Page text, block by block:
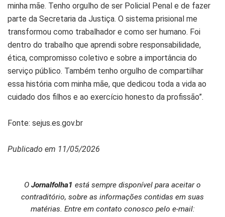
minha mãe. Tenho orgulho de ser Policial Penal e de fazer
parte da Secretaria da Justiça. O sistema prisional me
transformou como trabalhador e como ser humano. Foi
dentro do trabalho que aprendi sobre responsabilidade,
ética, compromisso coletivo e sobre a importância do
serviço público. Também tenho orgulho de compartilhar
essa história com minha mãe, que dedicou toda a vida ao
cuidado dos filhos e ao exercício honesto da profissão”.
Fonte: sejus.es.gov.br
Publicado em 11/05/2026
O Jornalfolha1 está sempre disponível para aceitar o
contraditório, sobre as informações contidas em suas
matérias. Entre em contato conosco pelo e-mail: